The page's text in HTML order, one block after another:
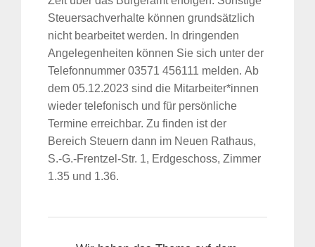
Steuersachverhalte können grundsätzlich
nicht bearbeitet werden. In dringenden
Angelegenheiten können Sie sich unter der
Telefonnummer 03571 456111 melden. Ab
dem 05.12.2023 sind die Mitarbeiter*innen
wieder telefonisch und für persönliche
Termine erreichbar. Zu finden ist der
Bereich Steuern dann im Neuen Rathaus,
S.-G.-Frentzel-Str. 1, Erdgeschoss, Zimmer
1.35 und 1.36.